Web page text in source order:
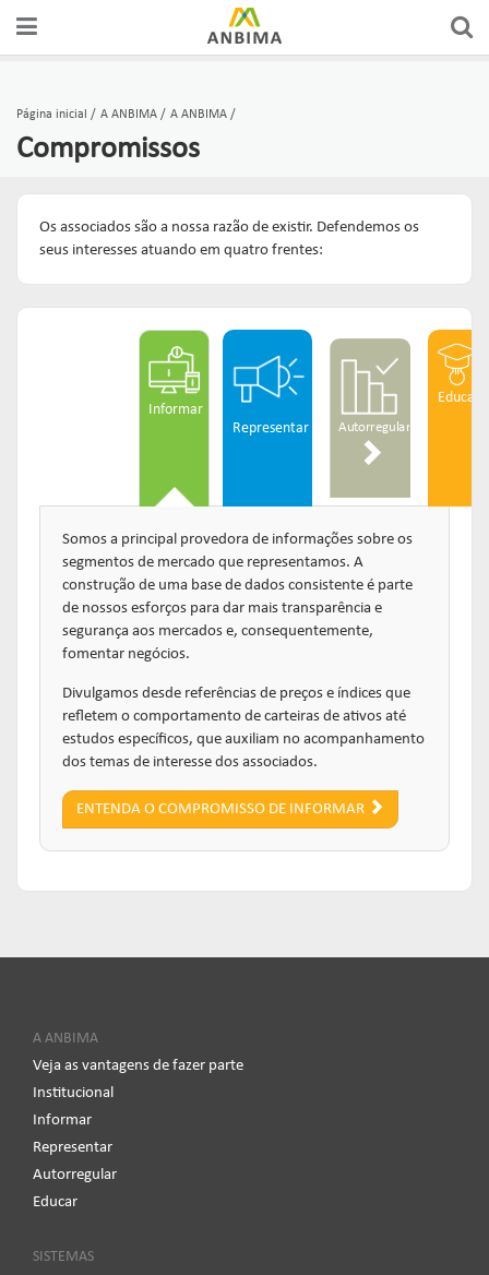
GOVERNANÇA
COMUNICADOS OFICIAIS
governança
DIRETORIA
associados
LISTA DE ASSOCIADOS
publicações
NOTÍCIAS
FERRAMENTAS
RANKINGS
INFORMAR
Links mais acessados:
estatísticas
FUNDOS
estatísticas
PROJEÇÕES IPCA E IGP-M
fundos de investimentos
GRUPOS CONSULTIVOS
FÓRUNS DE APOIO
GUIAS DE BOAS PRÁTICAS
fóruns de representação
GESTÃO DE FUNDOS
ESTRUTURADOS
grupos consultivos permanentes
MACROECONÔMICO
documentos
NOTÍCIAS
documentos
BIBLIOTECA DE
DOCUMENTOS
CÓDIGOS
SOLICITAÇÕES & SERVIÇOS
ORGANISMOS DE SUPERVISÃO
autorregulação
INSTITUIÇÕES
AUTORREGULADAS
solicitações
HABILITAÇÃO DE
ADMINISTRADORES
códigos
COMO ADERIR
sistemas
SSM
CURSOS
EDUCAÇÃO DO INVESTIDOR
Links mais acessados:
entenda o compromisso
EDUCAR
Página inicial A ANBIMA A ANBIMA
Compromissos
Os associados são a nossa razão de existir. Defendemos os
seus interesses atuando em quatro frentes:
Informar
Representar
Autorregular
Educar
Somos a principal provedora de informações sobre os
segmentos de mercado que representamos. A
construção de uma base de dados consistente é parte
de nossos esforços para dar mais transparência e
segurança aos mercados e, consequentemente,
fomentar negócios.
Divulgamos desde referências de preços e índices que
refletem o comportamento de carteiras de ativos até
estudos específicos, que auxiliam no acompanhamento
dos temas de interesse dos associados.
ENTENDA O COMPROMISSO DE INFORMAR
A ANBIMA
Veja as vantagens de fazer parte
Institucional
Informar
Representar
Autorregular
Educar
SISTEMAS